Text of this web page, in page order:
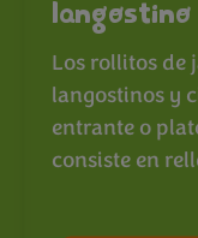
Los rollitos de
langostinos y
entrante o
consiste en